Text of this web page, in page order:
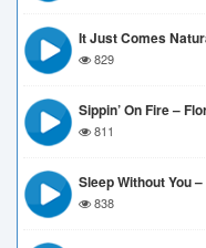
It Just Comes
829
Sippin’ On Fire –
811
Sleep Without You
838